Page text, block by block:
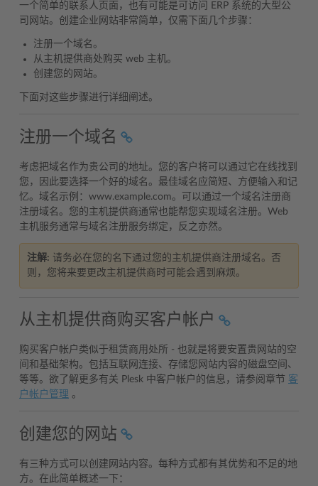
一个简单的联系人页面，也有可能是可访问 ERP 系统的大型公
司网站。创建企业网站非常简单，仅需下面几个步骤：
注册一个域名。
从主机提供商处购买 web 主机。
创建您的网站。
下面对这些步骤进行详细阐述。
注册一个域名
考虑把域名作为贵公司的地址。您的客户将可以通过它在线找到
您，因此要选择一个好的域名。最佳域名应简短、方便输入和记
忆。域名示例：www.example.com。可以通过一个域名注册商
注册域名。您的主机提供商通常也能帮您实现域名注册。Web
主机服务通常与域名注册服务绑定，反之亦然。
注解: 请务必在您的名下通过您的主机提供商注册域名。否
则，您将来要更改主机提供商时可能会遇到麻烦。
从主机提供商购买客户帐户
购买客户帐户类似于租赁商用处所 - 也就是将要安置贵网站的空
间和基础架构。包括互联网连接、存储您网站内容的磁盘空间、
等等。欲了解更多有关 Plesk 中客户帐户的信息，请参阅章节 客
户帐户管理 。
创建您的网站
有三种方式可以创建网站内容。每种方式都有其优势和不足的地
方。在此简单概述一下：